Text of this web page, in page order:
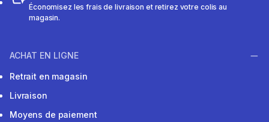
Économisez les frais de livraison et retirez votre colis au
magasin.
ACHAT EN LIGNE
Retrait en magasin
Livraison
Moyens de paiement